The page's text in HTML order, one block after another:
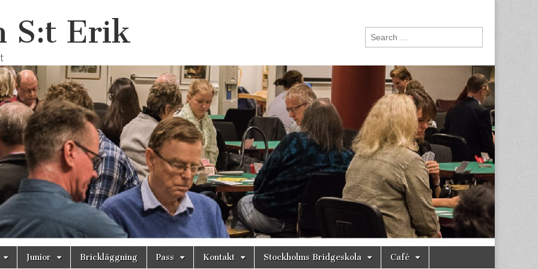
S:t Erik
Search
for:
Junior Brickläggning Pass Kontakt Stockholms Bridgeskola Café